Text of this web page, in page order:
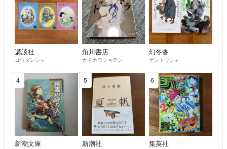
講談社
コウダンシャ
角川書店
カドカワショテン
幻冬舎
ゲントウシャ
4
新潮文庫
5
新潮社
6
集英社